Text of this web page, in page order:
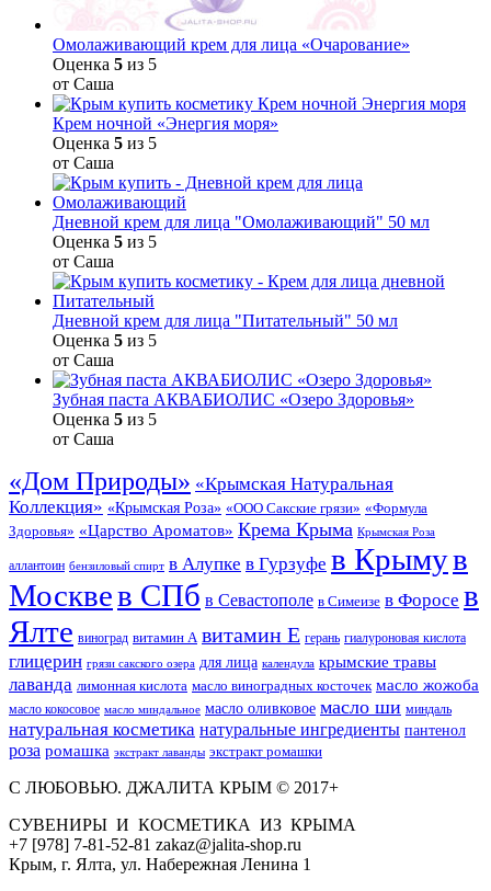
Омолаживающий крем для лица «Очарование»
Оценка 5 из 5
от Саша
Крем ночной «Энергия моря»
Оценка 5 из 5
от Саша
Дневной крем для лица "Омолаживающий" 50 мл
Оценка 5 из 5
от Саша
Дневной крем для лица "Питательный" 50 мл
Оценка 5 из 5
от Саша
Зубная паста АКВАБИОЛИС «Озеро Здоровья»
Оценка 5 из 5
от Саша
«Дом Природы» «Крымская Натуральная
Коллекция» «Крымская Роза» «ООО Сакские грязи» «Формула
Здоровья» «Царство Ароматов» Крема Крыма Крымская Роза
аллантоин бензиловый спирт в Алупке в Гурзуфе в Крымув
Москвев СПб в Севастополе в Симеизе в Форосе в
Ялте виноград витамин А витамин Е герань гиалуроновая кислота
глицерин грязи сакского озера для лица календула крымские травы
лаванда лимонная кислота масло виноградных косточек масло жожоба
масло кокосовое масло миндальное масло оливковое масло ши миндаль
натуральная косметика натуральные ингредиенты пантенол
роза ромашка экстракт лаванды экстракт ромашки
С ЛЮБОВЬЮ. ДЖАЛИТА КРЫМ © 2017+
СУВЕНИРЫ И КОСМЕТИКА ИЗ КРЫМА
+7 [978] 7-81-52-81 zakaz@jalita-shop.ru
Крым, г. Ялта, ул. Набережная Ленина 1